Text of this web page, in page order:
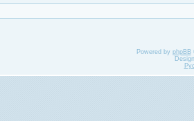
Powered by phpBB